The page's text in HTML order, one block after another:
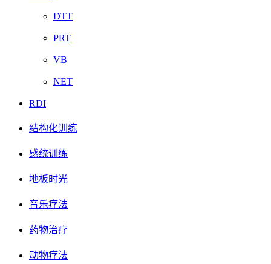
DTT
PRT
VB
NET
RDI
结构化训练
感统训练
地板时光
音乐疗法
药物治疗
动物疗法